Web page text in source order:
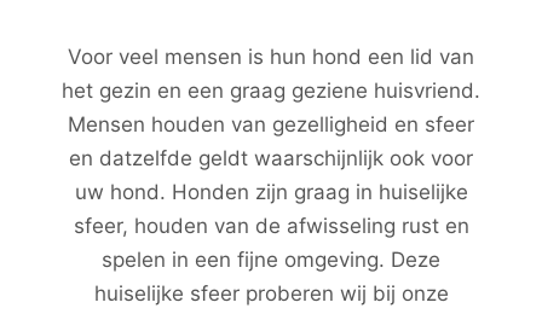
Voor veel mensen is hun hond een lid van
het gezin en een graag geziene huisvriend.
Mensen houden van gezelligheid en sfeer
en datzelfde geldt waarschijnlijk ook voor
uw hond. Honden zijn graag in huiselijke
sfeer, houden van de afwisseling rust en
spelen in een fijne omgeving. Deze
huiselijke sfeer proberen wij bij onze